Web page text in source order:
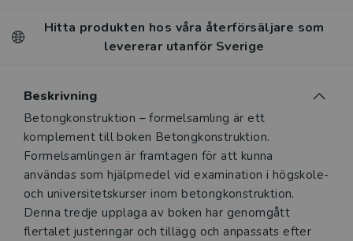
Hitta produkten hos våra återförsäljare som
levererar utanför Sverige
Beskrivning
Betongkonstruktion – formelsamling är ett
komplement till boken Betongkonstruktion.
Formelsamlingen är framtagen för att kunna
användas som hjälpmedel vid examination i högskole-
och universitets­kurser inom betongkonstruktion.
Denna tredje upplaga av boken har genomgått
flertalet justeringar och tillägg och anpassats efter